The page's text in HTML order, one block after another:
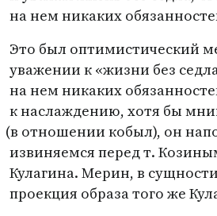
на нем никаких
Это был оптимистический
уважении к «жизни без
на нем никаких
к наслаждению, хотя бы
(в отношении кобыл), он
извиняемся перед т.
Кулагина. Мерин, в
проекция образа того же